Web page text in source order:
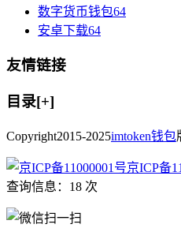
数字货币钱包64
安卓下载64
友情链接
目录[+]
Copyright2015-2025imtoken钱包
京ICP备
查询信息：18 次